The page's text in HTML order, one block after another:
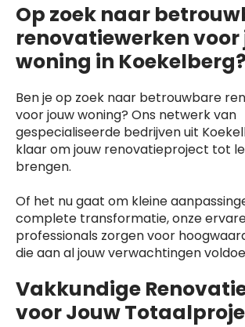
Op zoek naar
renovatiewerken voor
woning in Koekelberg?
Ben je op zoek naar betrouwbare
voor jouw woning? Ons netwerk van
gespecialiseerde bedrijven uit
klaar om jouw renovatieproject tot
brengen.
Of het nu gaat om kleine
complete transformatie, onze
professionals zorgen voor
die aan al jouw verwachtingen
Vakkundige
voor Jouw